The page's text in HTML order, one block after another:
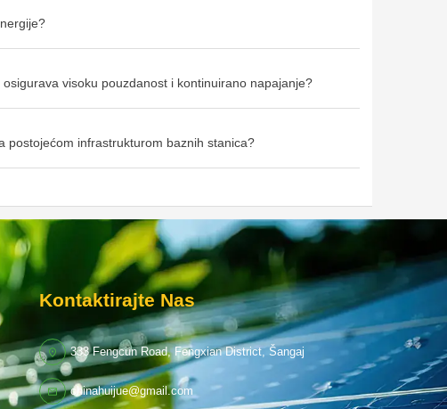
visoku pouzdanost i kontinuirano napajanje?
postojećom infrastrukturom baznih stanica?
Kontaktirajte Nas
333 Fengcun Road, Fengxian District, Šangaj
chinahuijue@gmail.com